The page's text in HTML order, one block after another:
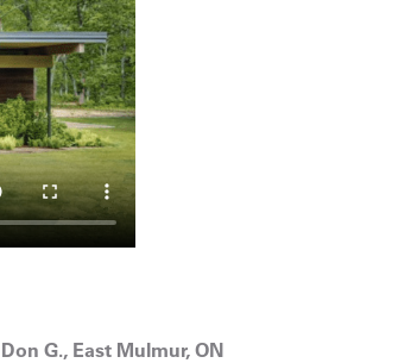
Don G., East Mulmur, ON